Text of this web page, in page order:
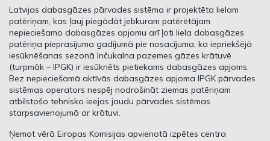
Latvijas dabasgāzes pārvades sistēma ir projektēta lielam
patēriņam, kas ļauj piegādāt jebkuram patērētājam
nepieciešamo dabasgāzes apjomu arī ļoti liela dabasgāzes
patēriņa pieprasījuma gadījumā pie nosacījuma, ka iepriekšējā
iesūknēšanas sezonā Inčukalna pazemes gāzes krātuvē
(turpmāk – IPGK) ir iesūknēts pietiekams dabasgāzes apjoms.
Bez nepieciešamā aktīvās dabasgāzes apjoma IPGK pārvades
sistēmas operators nespēj nodrošināt ziemas patēriņam
atbilstošo tehnisko ieejas jaudu pārvades sistēmas
starpsavienojumā ar krātuvi.
Ņemot vērā Eiropas Komisijas apvienotā izpētes centra